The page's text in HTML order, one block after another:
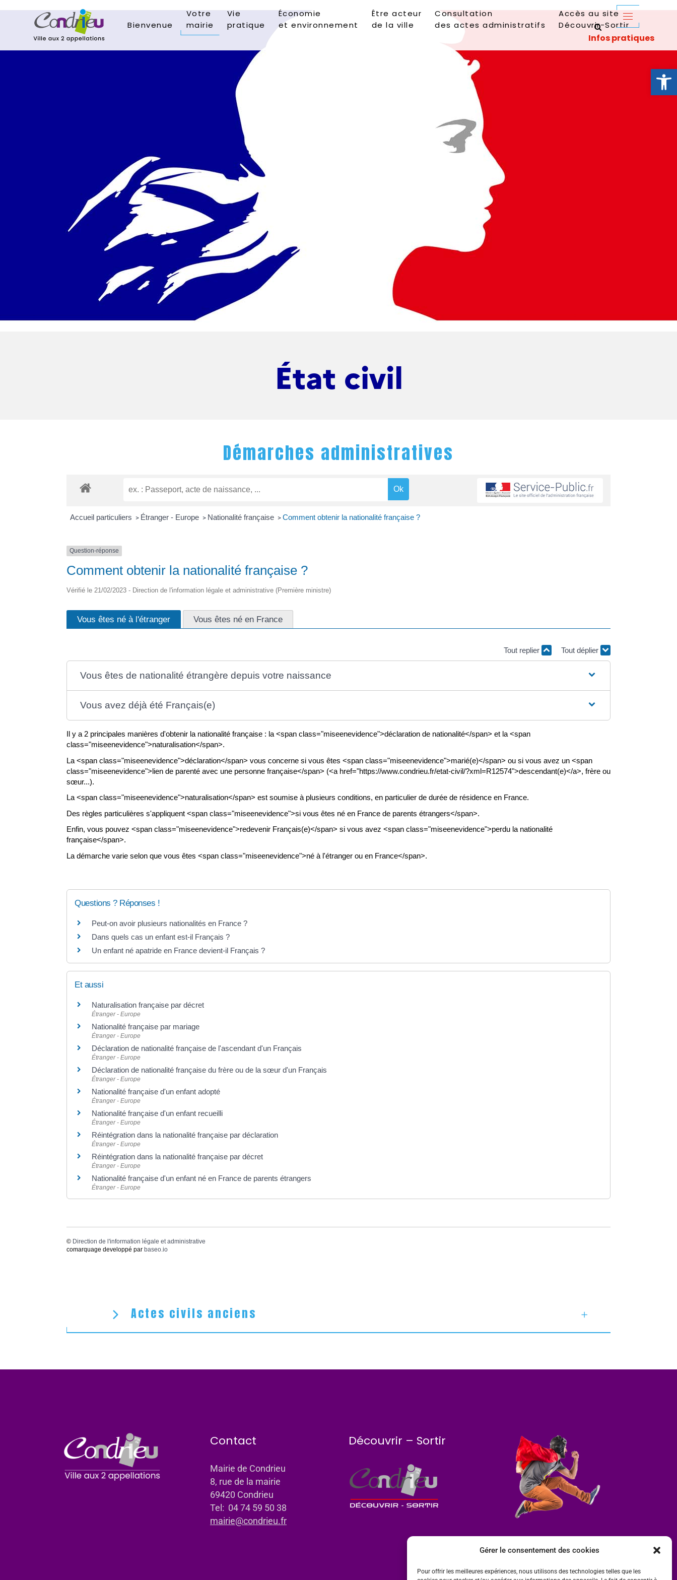
Ouvrir
Gérer le consentement des cookies
Pour offrir les meilleures expériences, nous utilisons des technologies telles que les
Bienvenue
Votre
mairie
Vie
pratique
Économie
et environnement
Être acteur
de la ville
Consultation
des actes administratifs
Accès au site
Découvrir-Sortir
État civil
Démarches administratives
Accueil particuliers > Étranger - Europe > Nationalité française > Comment obtenir la nationalité française ?
Question-réponse
Comment obtenir la nationalité française ?
Vérifié le 21/02/2023 - Direction de l'information légale et administrative (Première ministre)
Vous êtes né à l'étranger Vous êtes né en France
Tout replier Tout déplier
Vous êtes de nationalité étrangère depuis votre naissance
Vous avez déjà été Français(e)
Il y a 2 principales manières d'obtenir la nationalité française : la <span class="miseenevidence">déclaration de nationalité</span> et la <span
class="miseenevidence">naturalisation</span>.
La <span class="miseenevidence">déclaration</span> vous concerne si vous êtes <span class="miseenevidence">marié(e)</span> ou si vous avez un <span
class="miseenevidence">lien de parenté avec une personne française</span> (<a href="https://www.condrieu.fr/etat-civil/?xml=R12574">descendant(e)</a>, frère ou
sœur...).
La <span class="miseenevidence">naturalisation</span> est soumise à plusieurs conditions, en particulier de durée de résidence en France.
Des règles particulières s'appliquent <span class="miseenevidence">si vous êtes né en France de parents étrangers</span>.
Enfin, vous pouvez <span class="miseenevidence">redevenir Français(e)</span> si vous avez <span class="miseenevidence">perdu la nationalité
française</span>.
La démarche varie selon que vous êtes <span class="miseenevidence">né à l'étranger ou en France</span>.
Questions ? Réponses !
Peut-on avoir plusieurs nationalités en France ?
Dans quels cas un enfant est-il Français ?
Un enfant né apatride en France devient-il Français ?
Et aussi
Naturalisation française par décret
Étranger - Europe
Nationalité française par mariage
Étranger - Europe
Déclaration de nationalité française de l'ascendant d'un Français
Étranger - Europe
Déclaration de nationalité française du frère ou de la sœur d'un Français
Étranger - Europe
Nationalité française d'un enfant adopté
Étranger - Europe
Nationalité française d'un enfant recueilli
Étranger - Europe
Réintégration dans la nationalité française par déclaration
Étranger - Europe
Réintégration dans la nationalité française par décret
Étranger - Europe
Nationalité française d'un enfant né en France de parents étrangers
Étranger - Europe
© Direction de l'information légale et administrative
comarquage developpé par baseo.io
Actes civils anciens
Contact
Mairie de Condrieu
8, rue de la mairie
69420 Condrieu
Tel: 04 74 59 50 38
mairie@condrieu.fr
Découvrir – Sortir